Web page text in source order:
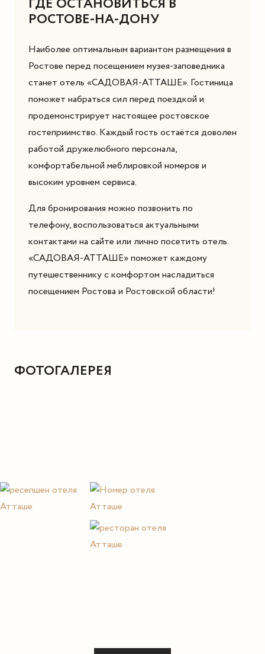
ГДЕ ОСТАНОВИТЬСЯ В
РОСТОВЕ-НА-ДОНУ
Наиболее оптимальным вариантом размещения в
Ростове перед посещением музея-заповедника
станет отель «САДОВАЯ-АТТАШЕ». Гостиница
поможет набраться сил перед поездкой и
продемонстрирует настоящее ростовское
гостеприимство. Каждый гость остаётся доволен
работой дружелюбного персонала,
комфортабельной меблировкой номеров и
высоким уровнем сервиса.
Для бронирования можно позвонить по
телефону, воспользоваться актуальными
контактами на сайте или лично посетить отель.
«САДОВАЯ-АТТАШЕ» поможет каждому
путешественнику с комфортом насладиться
посещением Ростова и Ростовской области!
ФОТОГАЛЕРЕЯ